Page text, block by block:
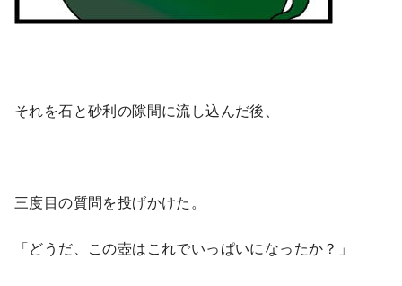
それを石と砂利の隙間に流し込んだ後、
三度目の質問を投げかけた。
「どうだ、この壺はこれでいっぱいになったか？」